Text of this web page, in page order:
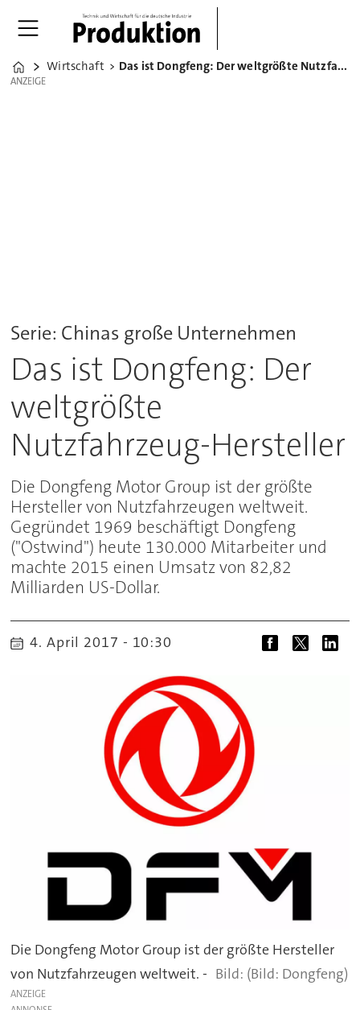
Home
Wirtschaft Das ist Dongfeng: Der weltgrößte Nutzfahrzeug-Hersteller
ANZEIGE
ANZEIGE
Serie: Chinas große Unternehmen
Das ist Dongfeng: Der
weltgrößte
Nutzfahrzeug-Hersteller
Die Dongfeng Motor Group ist der größte
Hersteller von Nutzfahrzeugen weltweit.
Gegründet 1969 beschäftigt Dongfeng
("Ostwind") heute 130.000 Mitarbeiter und
machte 2015 einen Umsatz von 82,82
Milliarden US-Dollar.
4. April 2017 - 10:30
Die Dongfeng Motor Group ist der größte Hersteller
von Nutzfahrzeugen weltweit. -
(Bild: Dongfeng)
ANZEIGE